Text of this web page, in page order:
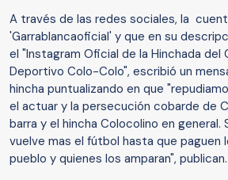
A través de las redes sociales, la
'Garrablancaoficial' y que en su
el "Instagram Oficial de la Hinchada del
Deportivo Colo-Colo", escribió un
hincha puntualizando en que
el actuar y la persecución cobarde de
barra y el hincha Colocolino en general.
vuelve mas el fútbol hasta que paguen
pueblo y quienes los amparan", publican.